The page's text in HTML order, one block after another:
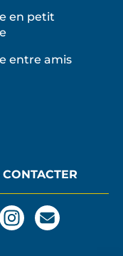
en petit
entre amis
Instagram
Nous
contacter